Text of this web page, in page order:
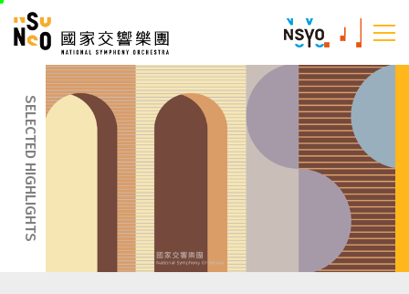
跳
::: 國家交響樂團
SELECTED HIGHLIGHTS